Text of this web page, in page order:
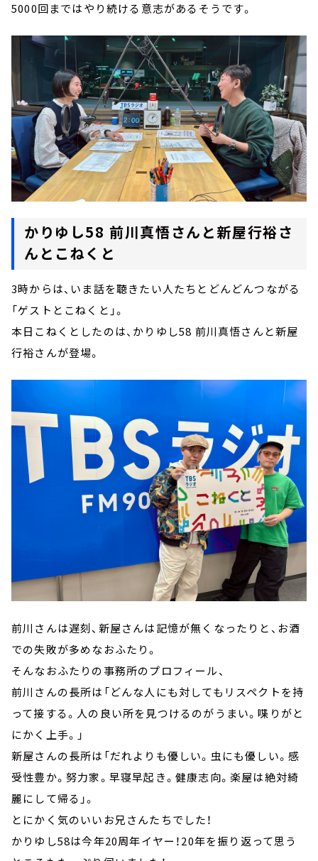
5000回まではやり続ける意志があるそうです。
かりゆし58 前川真悟さんと新屋行裕さ
んとこねくと
3時からは、いま話を聴きたい人たちとどんどんつながる
「ゲストとこねくと」。
本日こねくとしたのは、かりゆし58 前川真悟さんと新屋
行裕さんが登場。
前川さんは遅刻、新屋さんは記憶が無くなったりと、お酒
での失敗が多めなおふたり。
そんなおふたりの事務所のプロフィール、
前川さんの長所は「どんな人にも対してもリスペクトを持
って接する。人の良い所を見つけるのがうまい。喋りがと
にかく上手。」
新屋さんの長所は「だれよりも優しい。虫にも優しい。感
受性豊か。努力家。早寝早起き。健康志向。楽屋は絶対綺
麗にして帰る」。
とにかく気のいいお兄さんたちでした！
かりゆし58は今年20周年イヤー！20年を振り返って思う